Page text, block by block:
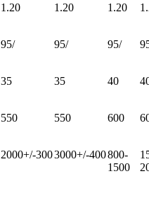
1.20 1.20 1.20
95/ 95/ 95/
35 35 40
550 550 600
2000+/-3003000+/-400800-
1500